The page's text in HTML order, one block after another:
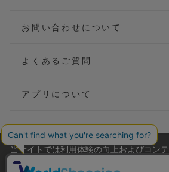
お問い合わせについて
よくあるご質問
アプリについて
会社概要
当サイトでは利用体験の向上およびコン
ラフィックの分析を目的としてCookieを